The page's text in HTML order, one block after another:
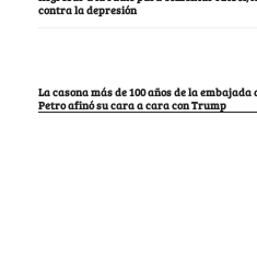
contra la depresión
La casona más de 100 años de la
Petro afinó su cara a cara con Trump